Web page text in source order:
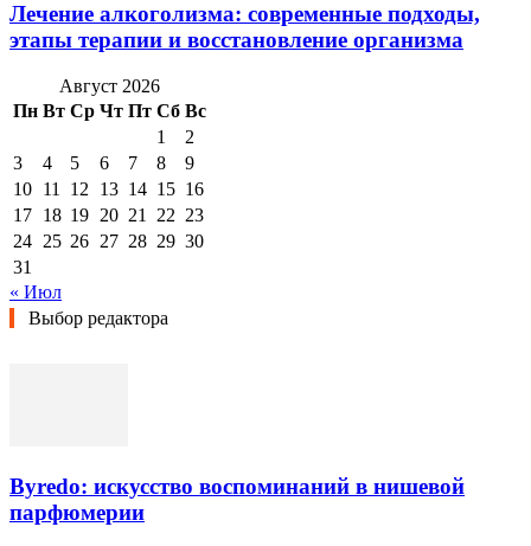
Лечение алкоголизма: современные подходы,
этапы терапии и восстановление организма
Август 2026
Пн Вт Ср Чт Пт Сб Вс
1
2
3
4 5 6 7 8
9
10 11 12 13 14 15 16
17 18 19 20 21 22 23
24 25 26 27 28 29 30
31
« Июл
Выбор редактора
Byredo: искусство воспоминаний в нишевой
парфюмерии